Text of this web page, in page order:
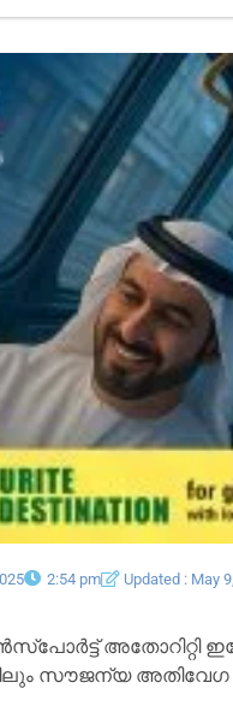
2:54 pm Updated : May
അതോറിറ്റി
സൗജന്യ അതിവേഗ